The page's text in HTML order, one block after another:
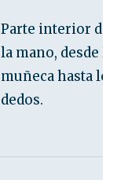
Parte interior de
la mano, desde la
muñeca hasta los
dedos.